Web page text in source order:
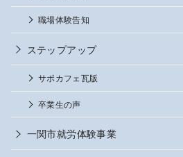
職場体験告知
ステップアップ
サポカフェ瓦版
卒業生の声
一関市就労体験事業